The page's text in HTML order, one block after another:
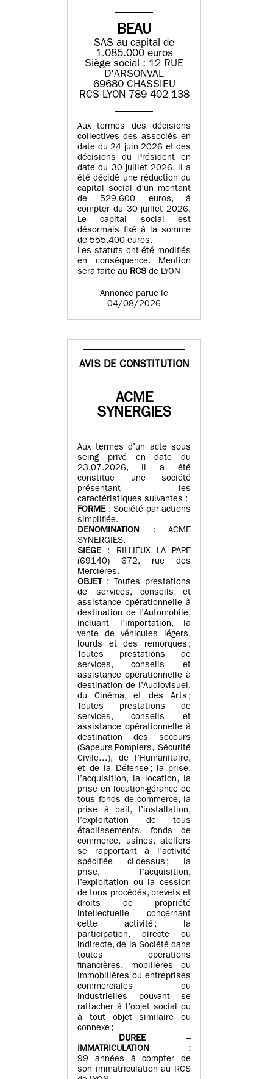
BEAU
SAS au capital de
1.085.000 euros
Siège social : 12 RUE
D'ARSONVAL
69680 CHASSIEU
RCS LYON 789 402 138
Aux termes des décisions
collectives des associés en
date du 24 juin 2026 et des
décisions du Président en
date du 30 juillet 2026, il a
été décidé une réduction du
capital social d’un montant
de 529.600 euros, à
compter du 30 juillet 2026.
Le capital social est
désormais fixé à la somme
de 555.400 euros.
Les statuts ont été modifiés
en conséquence. Mention
sera faite au RCS de LYON
Annonce parue le
04/08/2026
AVIS DE CONSTITUTION
ACME
SYNERGIES
Aux termes d’un acte sous
seing privé en date du
23.07.2026, il a été
constitué une société
présentant les
caractéristiques suivantes :
FORME: Société par actions
simplifiée.
DENOMINATION : ACME
SYNERGIES.
SIEGE: RILLIEUX LA PAPE
(69140) 672, rue des
Mercières.
OBJET
: Toutes prestations
de services, conseils et
assistance opérationnelle à
destination de l’Automobile,
incluant l’importation, la
vente de véhicules légers,
lourds et des remorques ;
Toutes prestations de
services, conseils et
assistance opérationnelle à
destination de l’Audiovisuel,
du Cinéma, et des Arts ;
Toutes prestations de
services, conseils et
assistance opérationnelle à
destination des secours
(Sapeurs-Pompiers, Sécurité
Civile…), de l’Humanitaire,
et de la Défense ; la prise,
l’acquisition, la location, la
prise en location-gérance de
tous fonds de commerce, la
prise à bail, l’installation,
l’exploitation de tous
établissements, fonds de
commerce, usines, ateliers
se rapportant à l’activité
spécifiée ci-dessus ; la
prise, l’acquisition,
l’exploitation ou la cession
de tous procédés, brevets et
droits de propriété
intellectuelle concernant
cette activité ; la
participation, directe ou
indirecte, de la Société dans
toutes opérations
financières, mobilières ou
immobilières ou entreprises
commerciales ou
industrielles pouvant se
rattacher à l’objet social ou
à tout objet similaire ou
connexe ;
DUREE–
IMMATRICULATION :
99 années à compter de
son immatriculation au RCS